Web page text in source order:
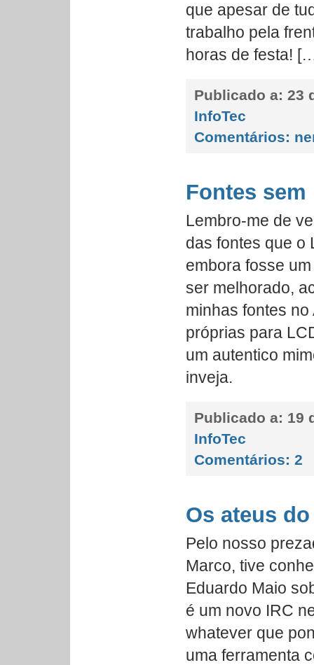
que apesar de
trabalho pela
horas de festa!
Publicado a: 23
InfoTec
Comentários:
Fontes
Lembro-me de
das fontes que o
embora fosse
ser melhorado,
minhas fontes
próprias para
um autentico
inveja.
Publicado a: 19
InfoTec
Comentários: 2
Os ateus
Pelo nosso
Marco, tive
Eduardo Maio
é um novo IRC
whatever que
uma ferramenta